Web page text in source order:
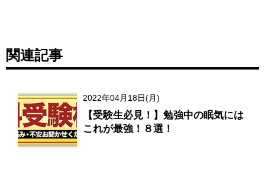
関連記事
2022年04月18日(月)
【受験生必見！】勉強中の眠気には
これが最強！８選！